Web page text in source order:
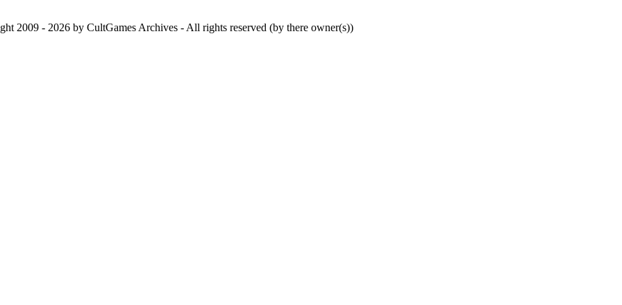
2009 - 2026 by CultGames Archives - All rights reserved (by there owner(s))